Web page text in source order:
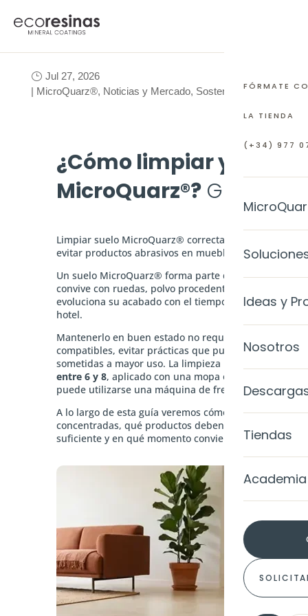
FÓRMATE
LA TIENDA
(+34) 977
SISTEMAS
COLORES
Calce
Level
Level
Ideas y
Galería
Blog
Nosotros
Tiendas
Academia
Jul 27, 2026
| MicroQuarz®, Noticias y Mercado, Sostenibilidad
¿Cómo limpiar y
MicroQuarz®? Guía de
Limpiar suelo MicroQuarz® correctamente es una
evitar productos abrasivos en muebles y ruedas.
Un suelo MicroQuarz® forma parte de la vida diaria
convive con ruedas, polvo procedente del exterior y
evoluciona su acabado con el tiempo, tanto en una
hotel.
Mantenerlo en buen estado no requiere un
compatibles, evitar prácticas que puedan afectar a
sometidas a mayor uso. La limpieza habitual se
entre 6 y 8, aplicado con una mopa o una fregona
puede utilizarse una máquina de fregado suave.
A lo largo de esta guía veremos cómo proteger el
concentradas, qué productos deben evitarse, cómo
suficiente y en qué momento conviene valorar el